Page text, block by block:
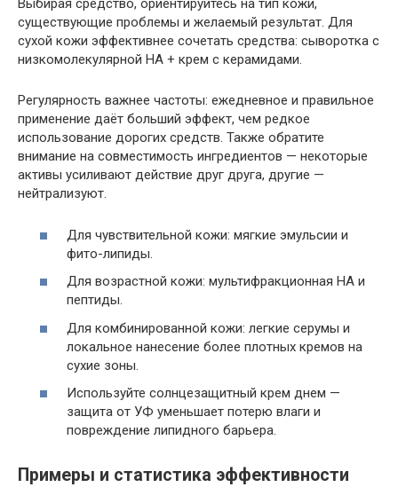
Выбирая средство, ориентируйтесь на тип кожи,
существующие проблемы и желаемый результат. Для
сухой кожи эффективнее сочетать средства: сыворотка с
низкомолекулярной HA + крем с керамидами.
Регулярность важнее частоты: ежедневное и правильное
применение даёт больший эффект, чем редкое
использование дорогих средств. Также обратите
внимание на совместимость ингредиентов — некоторые
активы усиливают действие друг друга, другие —
нейтрализуют.
Для чувствительной кожи: мягкие эмульсии и
фито-липиды.
Для возрастной кожи: мультифракционная HA и
пептиды.
Для комбинированной кожи: легкие серумы и
локальное нанесение более плотных кремов на
сухие зоны.
Используйте солнцезащитный крем днем —
защита от УФ уменьшает потерю влаги и
повреждение липидного барьера.
Примеры и статистика эффективности